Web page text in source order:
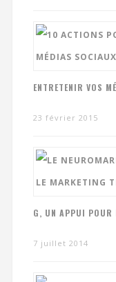
ENTRETENIR VOS
23 février 2015
G, UN APPUI POUR
7 juillet 2014